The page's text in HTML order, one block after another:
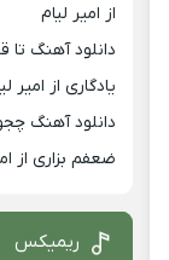
از امیر لیام
دانلود آهنگ
یادگاری از امیر
دانلود آهنگ
ضعفم بزاری از
ریمیکس